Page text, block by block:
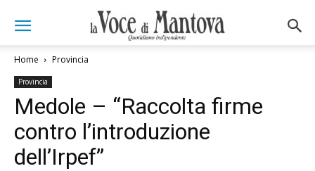
Home Provincia
Provincia
Medole – “Raccolta firme
contro l’introduzione
dell’Irpef”